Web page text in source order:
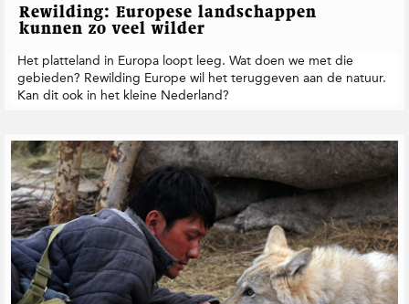
Rewilding: Europese landschappen
kunnen zo veel wilder
Het platteland in Europa loopt leeg. Wat doen we met die
gebieden? Rewilding Europe wil het teruggeven aan de natuur.
Kan dit ook in het kleine Nederland?